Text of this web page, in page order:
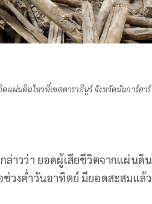
ผ่นดินไหวที่เขตดาราอีนูร์ จังหวัดนันการ์ฮา
ล่าวว่า ยอดผู้เสียชีวิตจากแผ่นดิ
งค่ำวันอาทิตย์ มียอดสะสมแล้ว